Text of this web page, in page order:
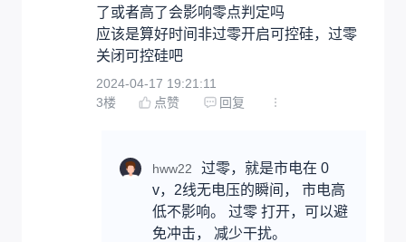
了或者高了会影响零点判定吗
应该是算好时间非过零开启可控硅，过零
关闭可控硅吧
2024-04-17 19:21:11
3楼 点赞 回复
hww22
过零，就是市电在 0
v，2线无电压的瞬间， 市电高
低不影响。 过零 打开，可以避
免冲击， 减少干扰。